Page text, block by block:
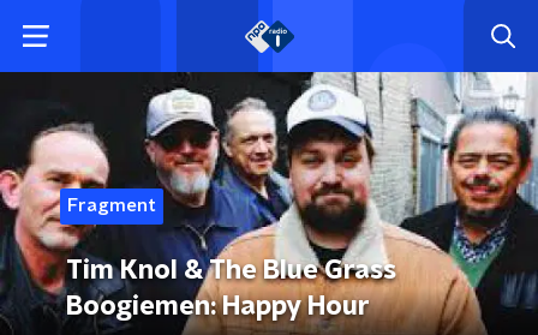
Fragment
Tim Knol & The Blue Grass
Boogiemen: Happy Hour